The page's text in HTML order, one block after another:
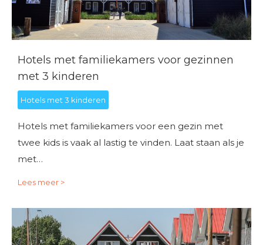
Hotels met familiekamers voor gezinnen
met 3 kinderen
Hotels met 3 kinderen
Hotels met familiekamers voor een gezin met
twee kids is vaak al lastig te vinden. Laat staan als je
met…
Lees meer >